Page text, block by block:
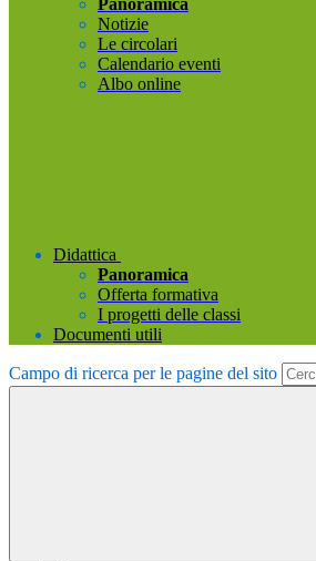
Panoramica
Notizie
Le circolari
Calendario eventi
Albo online
Didattica
Panoramica
Offerta formativa
I progetti delle classi
Documenti utili
Campo di ricerca per le pagine del sito